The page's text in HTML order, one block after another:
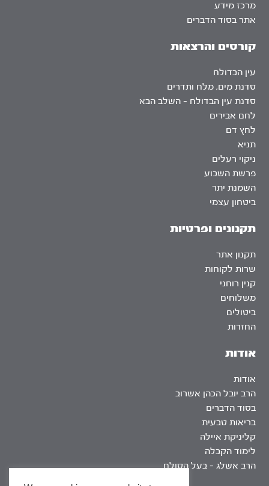
אודות
אודות
הרב יובל הכהן אשרוב
בסוד הדברים
בריאות טבעית
קליניקת איילה
לימוד הקבלה
הרב אשלג – בעל הסולם
מרכז מידע
אתר בסוד הדברים
קורסים והרצאות
עין הבדולח
סדנת מים, מלח ותדרים
סדנת עין הבדולח – השלב הבא
לחם אבירים
לחץ דם
תניא
ניקוי רעלים
פרשת השבוע
השמנת יתר
ביטחון עצמי
תקנונים ופרטיות
תקנון אתר
שרות לקוחות
קנין רוחני
משלוחים
ביטולים
החזרות